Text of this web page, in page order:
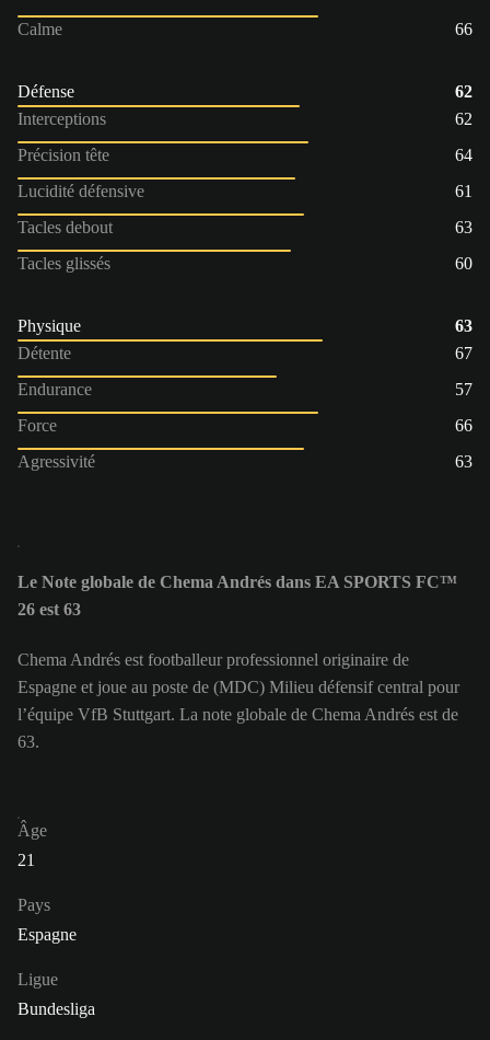
Calme
66
Défense
62
Interceptions
62
Précision tête
64
Lucidité défensive
61
Tacles debout
63
Tacles glissés
60
Physique
63
Détente
67
Endurance
57
Force
66
Agressivité
63
Le Note globale de Chema Andrés dans EA SPORTS FC™
26 est 63
Chema Andrés est footballeur professionnel originaire de
Espagne et joue au poste de (MDC) Milieu défensif central pour
l’équipe VfB Stuttgart. La note globale de Chema Andrés est de
63.
Âge
21
Pays
Espagne
Ligue
Bundesliga